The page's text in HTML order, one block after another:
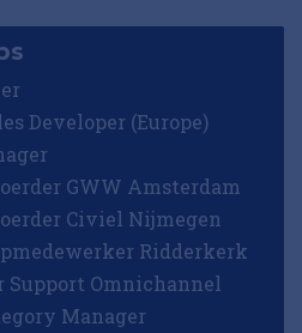
Developer (Europe)
GWW Amsterdam
Civiel Nijmegen
Ridderkerk
Support Omnichannel
Manager